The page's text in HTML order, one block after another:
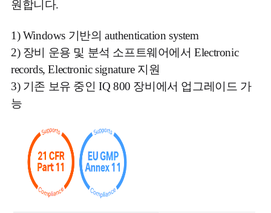
원합니다.
1)Windows 기반의 authentication system
2) 장비 운용 및 분석 소프트웨어에서 Electronic
records, Electronic signature 지원
3) 기존 보유 중인 IQ 800 장비에서 업그레이드 가
능